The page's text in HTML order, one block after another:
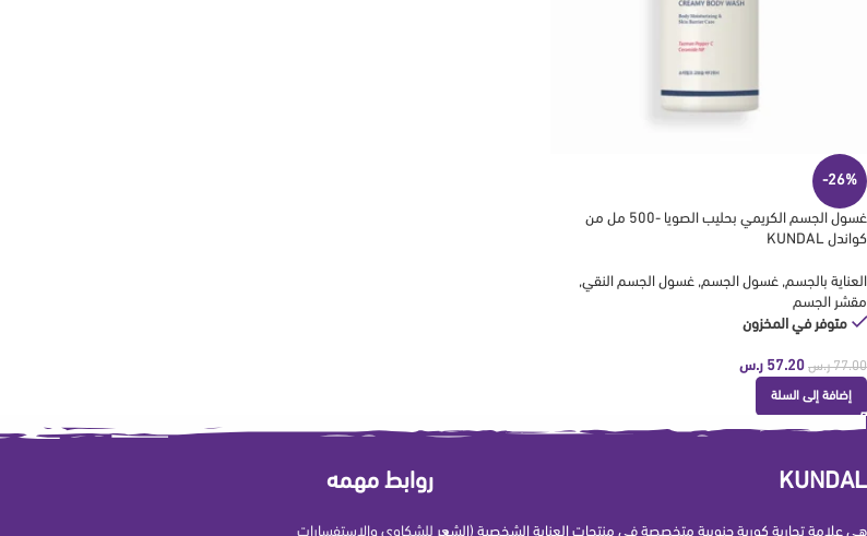
-26%
غسول الجسم الكريمي بحليب الصويا -500 مل من
كواندل KUNDAL
العناية بالجسم, غسول الجسم, غسول الجسم النقي,
مقشر الجسم
متوفر في المخزون
77.00 ر.س 57.20 ر.س
إضافة إلى السلة
KUNDAL
هي علامة تجارية كورية جنوبية متخصصة في منتجات العناية الشخصية (الشعر
روابط مهمه
للشكاوي والاستفسارات